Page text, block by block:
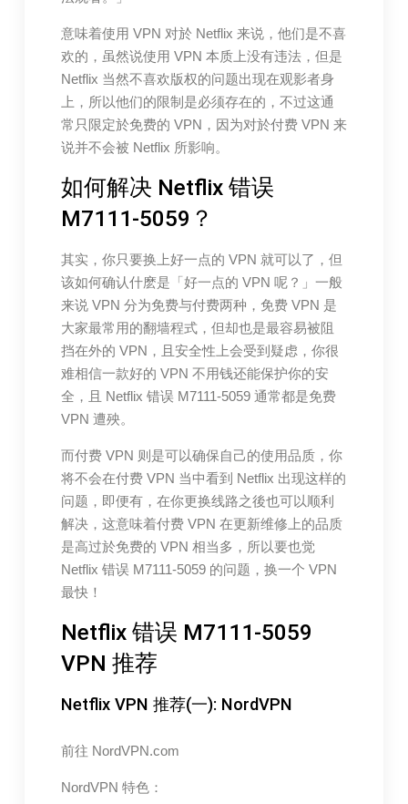
意味着使用 VPN 对於 Netflix 来说，他们是不喜
欢的，虽然说使用 VPN 本质上没有违法，但是
Netflix 当然不喜欢版权的问题出现在观影者身
上，所以他们的限制是必须存在的，不过这通
常只限定於免费的 VPN，因为对於付费 VPN 来
说并不会被 Netflix 所影响。
如何解决 Netflix 错误
M7111-5059？
其实，你只要换上好一点的 VPN 就可以了，但
该如何确认什麽是「好一点的 VPN 呢？」一般
来说 VPN 分为免费与付费两种，免费 VPN 是
大家最常用的翻墙程式，但却也是最容易被阻
挡在外的 VPN，且安全性上会受到疑虑，你很
难相信一款好的 VPN 不用钱还能保护你的安
全，且 Netflix 错误 M7111-5059 通常都是免费
VPN 遭殃。
而付费 VPN 则是可以确保自己的使用品质，你
将不会在付费 VPN 当中看到 Netflix 出现这样的
问题，即便有，在你更换线路之後也可以顺利
解决，这意味着付费 VPN 在更新维修上的品质
是高过於免费的 VPN 相当多，所以要也觉
Netflix 错误 M7111-5059 的问题，换一个 VPN
最快！
Netflix 错误 M7111-5059
VPN 推荐
Netflix VPN 推荐(一): NordVPN
前往 NordVPN.com
NordVPN 特色：